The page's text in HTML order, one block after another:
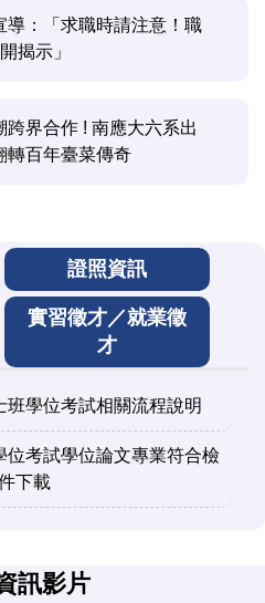
導：「求職時請注意！職
揭示」
跨界合作 ! 南應大六系出
轉百年臺菜傳奇
證照資訊
實習徵才／就業徵
才
班學位考試相關流程說明
位考試學位論文專業符合檢
下載
訊影片